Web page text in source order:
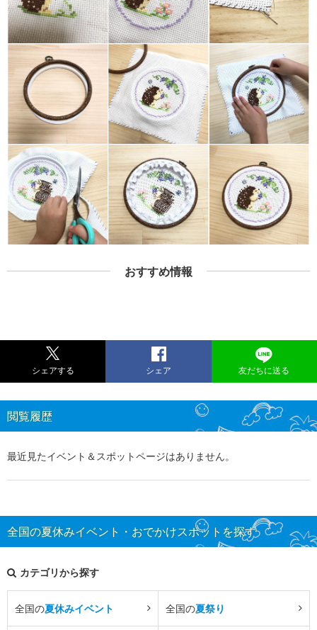
おすすめ情報
シェアする シェア 友だちに送る
閲覧履歴
最近見たイベント＆スポットページはありません。
全国の夏休みイベント・おでかけスポットを探す
カテゴリから探す
全国の夏休みイベント 全国の夏祭り